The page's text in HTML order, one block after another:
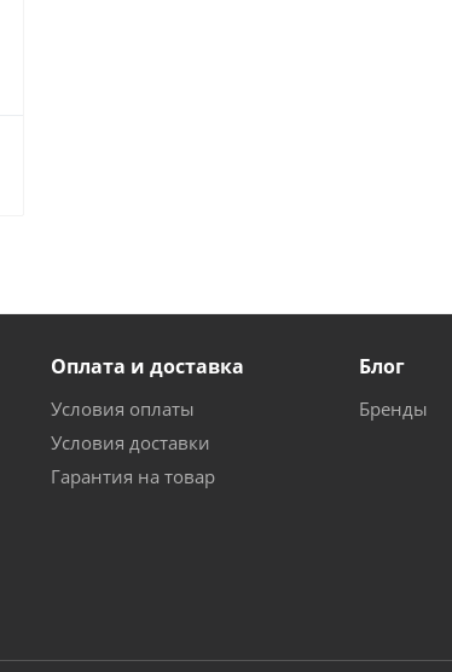
Оплата и доставка
Условия оплаты
Условия доставки
Гарантия на товар
Блог
Бренды